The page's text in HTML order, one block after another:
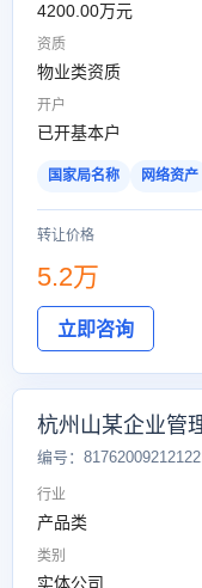
4200.00万元
资质
物业类资质
开户
已开基本户
国家局名称 网络资产
转让价格
5.2万
立即咨询
杭州山某企业管
编号：
行业
产品类
类别
实体公司